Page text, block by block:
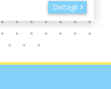
Dettagli